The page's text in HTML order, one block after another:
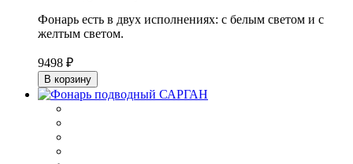
Фонарь есть в двух исполнениях: с белым светом и с
желтым светом.
9498 ₽
В корзину